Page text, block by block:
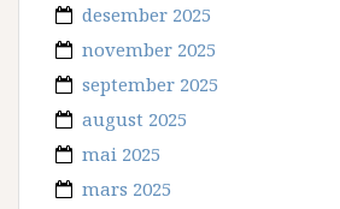
desember 2025
november 2025
september 2025
august 2025
mai 2025
mars 2025